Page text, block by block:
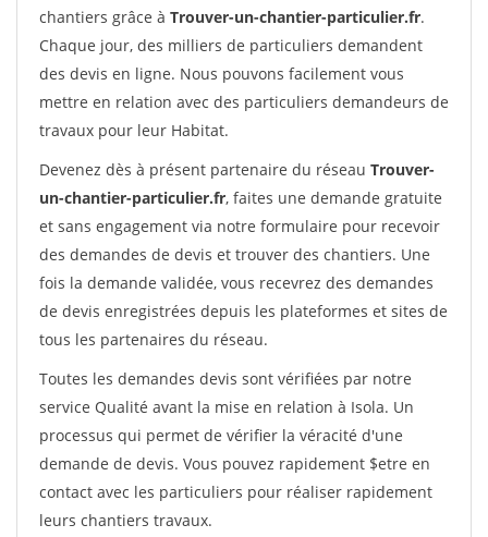
chantiers grâce à Trouver-un-chantier-particulier.fr.
Chaque jour, des milliers de particuliers demandent
des devis en ligne. Nous pouvons facilement vous
mettre en relation avec des particuliers demandeurs de
travaux pour leur Habitat.
Devenez dès à présent partenaire du réseau Trouver-
un-chantier-particulier.fr, faites une demande gratuite
et sans engagement via notre formulaire pour recevoir
des demandes de devis et trouver des chantiers. Une
fois la demande validée, vous recevrez des demandes
de devis enregistrées depuis les plateformes et sites de
tous les partenaires du réseau.
Toutes les demandes devis sont vérifiées par notre
service Qualité avant la mise en relation à Isola. Un
processus qui permet de vérifier la véracité d'une
demande de devis. Vous pouvez rapidement $etre en
contact avec les particuliers pour réaliser rapidement
leurs chantiers travaux.